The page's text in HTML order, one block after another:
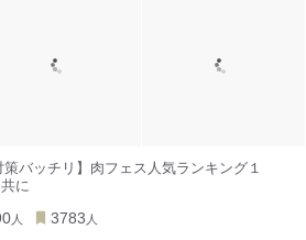
策バッチリ】肉フェス人気ランキング１
に
人 3783 人